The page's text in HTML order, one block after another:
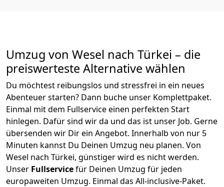
Umzug von Wesel nach Türkei – die
preiswerteste Alternative wählen
Du möchtest reibungslos und stressfrei in ein neues
Abenteuer starten? Dann buche unser Komplettpaket.
Einmal mit dem Fullservice einen perfekten Start
hinlegen. Dafür sind wir da und das ist unser Job. Gerne
übersenden wir Dir ein Angebot. Innerhalb von nur 5
Minuten kannst Du Deinen Umzug neu planen. Von
Wesel nach Türkei, günstiger wird es nicht werden.
Unser Fullservicefür Deinen Umzug für jeden
europaweiten Umzug. Einmal das All-inclusive-Paket.